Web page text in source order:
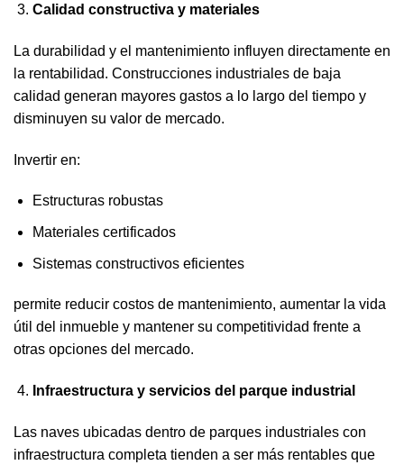
Calidad constructiva y materiales
La durabilidad y el mantenimiento influyen directamente en
la rentabilidad. Construcciones industriales de baja
calidad generan mayores gastos a lo largo del tiempo y
disminuyen su valor de mercado.
Invertir en:
Estructuras robustas
Materiales certificados
Sistemas constructivos eficientes
permite reducir costos de mantenimiento, aumentar la vida
útil del inmueble y mantener su competitividad frente a
otras opciones del mercado.
Infraestructura y servicios del parque industrial
Las naves ubicadas dentro de parques industriales con
infraestructura completa tienden a ser más rentables que